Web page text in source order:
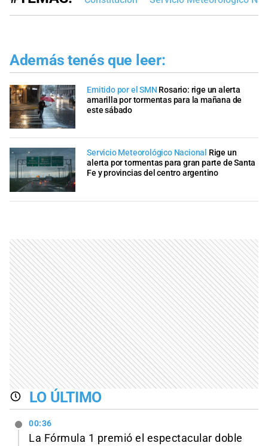
Además tenés que leer:
Emitido por el SMN Rosario: rige un alerta
amarilla por tormentas para la mañana de
este sábado
Servicio Meteorológico Nacional Rige un
alerta por tormentas para gran parte de Santa
Fe y provincias del centro argentino
LO ÚLTIMO
00:36
La Fórmula 1 premió el espectacular doble